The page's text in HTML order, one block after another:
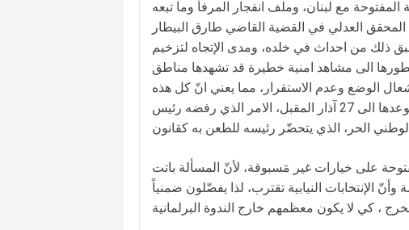
مع لبنان، وملف انفجار المرفأ وما تبعه
العدلي في القضية القاضي طارق البيطار
ذلك من احداث في خلده، ومدى الإتجاه لتزخيم
تطورها الى مشاهد امنية خطيرة قد تشهدها مناطق
الوضع وعدم الاستقرار، مما يعني انّ كل هذه
الاجواء لا تشجع على إجراء الانتخابات، بالتزامن مع تقريب موعدها الى 27 آذار المقبل، الامر الذي رفضه رئيس
على خيارات غير مَسبوقة، لأنّ المسألة باتت
الإنتخابات النيابية تقترب، لذا يفضّلون ضمنياً